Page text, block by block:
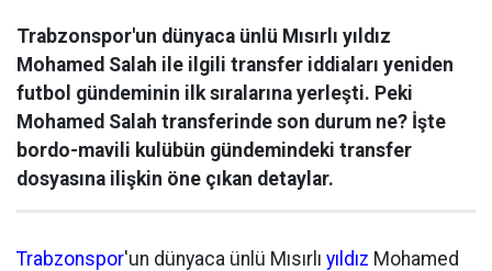
Trabzonspor'un dünyaca ünlü Mısırlı yıldız
Mohamed Salah ile ilgili transfer iddiaları yeniden
futbol gündeminin ilk sıralarına yerleşti. Peki
Mohamed Salah transferinde son durum ne? İşte
bordo-mavili kulübün gündemindeki transfer
dosyasına ilişkin öne çıkan detaylar.
Trabzonspor'un dünyaca ünlü Mısırlı yıldız Mohamed